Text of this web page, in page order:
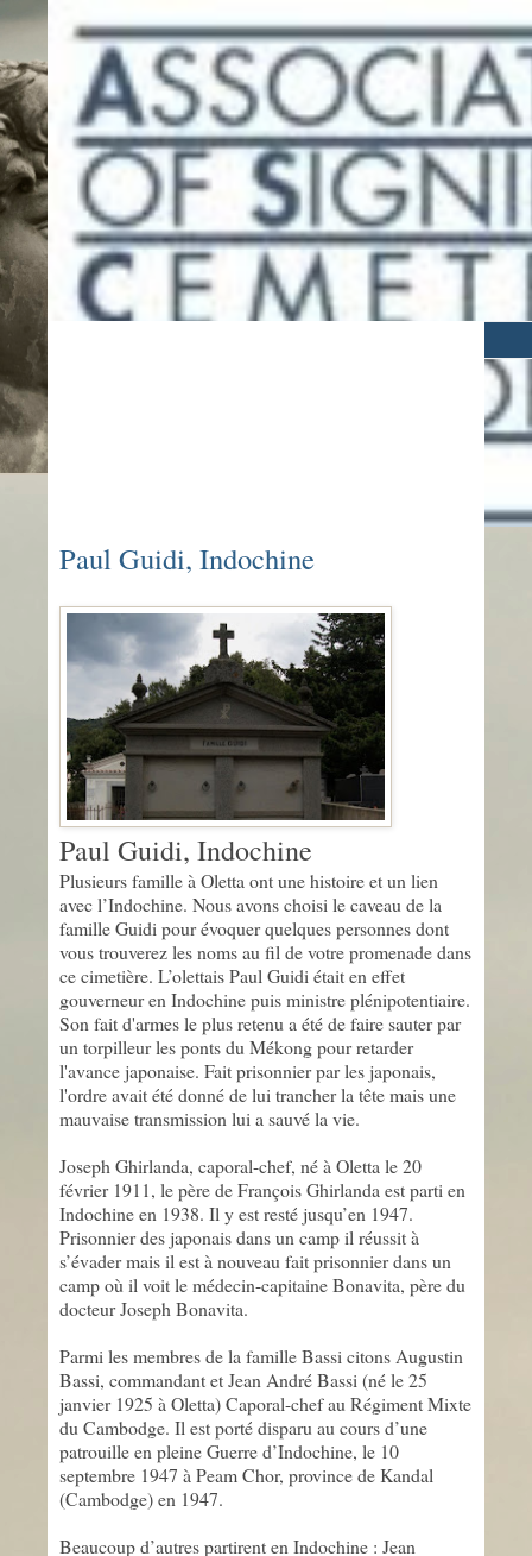
Paul Guidi, Indochine
Paul Guidi, Indochine
Plusieurs famille à Oletta ont une histoire et un lien
avec l’Indochine. Nous avons choisi le caveau de la
famille Guidi pour évoquer quelques personnes dont
vous trouverez les noms au fil de votre promenade dans
ce cimetière. L’olettais Paul Guidi était en effet
gouverneur en Indochine puis ministre plénipotentiaire.
Son fait d'armes le plus retenu a été de faire sauter par
un torpilleur les ponts du Mékong pour retarder
l'avance japonaise. Fait prisonnier par les japonais,
l'ordre avait été donné de lui trancher la tête mais une
mauvaise transmission lui a sauvé la vie.
Joseph Ghirlanda, caporal-chef, né à Oletta le 20
février 1911, le père de François Ghirlanda est parti en
Indochine en 1938. Il y est resté jusqu’en 1947.
Prisonnier des japonais dans un camp il réussit à
s’évader mais il est à nouveau fait prisonnier dans un
camp où il voit le médecin-capitaine Bonavita, père du
docteur Joseph Bonavita.
Parmi les membres de la famille Bassi citons Augustin
Bassi, commandant et Jean André Bassi (né le 25
janvier 1925 à Oletta) Caporal-chef au Régiment Mixte
du Cambodge. Il est porté disparu au cours d’une
patrouille en pleine Guerre d’Indochine, le 10
septembre 1947 à Peam Chor, province de Kandal
(Cambodge) en 1947.
Beaucoup d’autres partirent en Indochine : Jean